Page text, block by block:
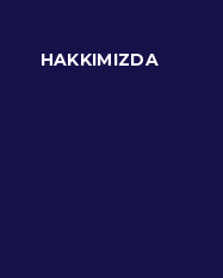
HAKKIMIZDA